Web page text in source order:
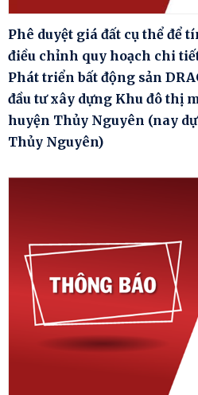
Phê duyệt giá đất cụ thể để
điều chỉnh quy hoạch chi
Phát triển bất động sản
đầu tư xây dựng Khu đô thị
huyện Thủy Nguyên (nay
Thủy Nguyên)